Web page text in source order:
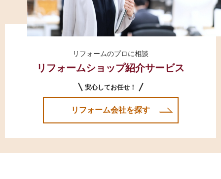
リフォームのプロに相談
リフォームショップ紹介サービス
安心してお任せ！
リフォーム会社を探す